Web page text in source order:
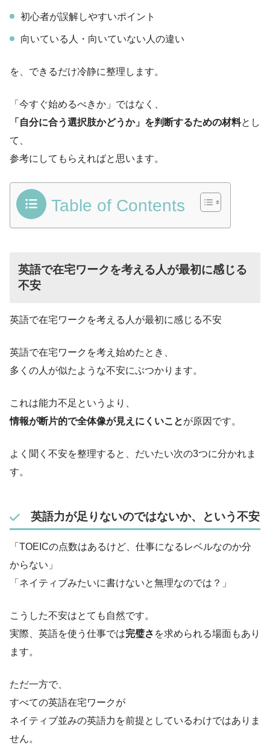
初心者が誤解しやすいポイント
向いている人・向いていない人の違い
を、できるだけ冷静に整理します。
「今すぐ始めるべきか」ではなく、
「自分に合う選択肢かどうか」を判断するための材料とし
て、
参考にしてもらえればと思います。
Table of Contents
英語で在宅ワークを考える人が最初に感じる
不安
英語で在宅ワークを考える人が最初に感じる不安
英語で在宅ワークを考え始めたとき、
多くの人が似たような不安にぶつかります。
これは能力不足というより、
情報が断片的で全体像が見えにくいことが原因です。
よく聞く不安を整理すると、だいたい次の3つに分かれま
す。
英語力が足りないのではないか、という不安
「TOEICの点数はあるけど、仕事になるレベルなのか分
からない」
「ネイティブみたいに書けないと無理なのでは？」
こうした不安はとても自然です。
実際、英語を使う仕事では完璧さ を求められる場面もあり
ます。
ただ一方で、
すべての英語在宅ワークが
ネイティブ並みの英語力を前提としているわけではありま
せん。